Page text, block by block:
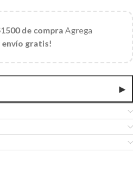
de compra Agrega
envío gratis!
▶